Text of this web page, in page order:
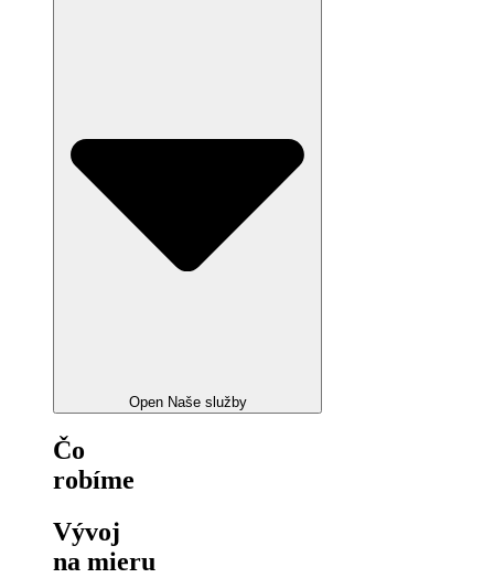
Open Naše služby
Čo
robíme
Vývoj
na mieru